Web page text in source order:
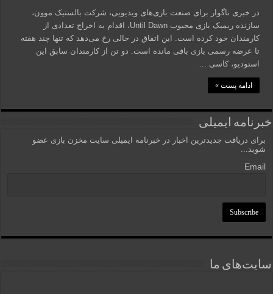
در خبری ناگوار برای صنعت بازی‌های ویدیویی، شرکت بالستیک موون،
سازنده ریمیک بازی محبوب Until Dawn، اقدام به اخراج تعدادی از
کارمندان خود کرده است. این اتفاق در حالی رخ می‌دهد که تنها چند هفته
تا عرضه رسمی بازی باقی مانده است. دو تن از کارمندان سابق این
استودیو، کاسی …
ادامه پست »
خبرنامه ایمیلی
برای دریافت جدیدترین اخبار در خبرنامه ایمیلی سایت مخزن بازی عضو
شوید...
Email
سایت‌های ما